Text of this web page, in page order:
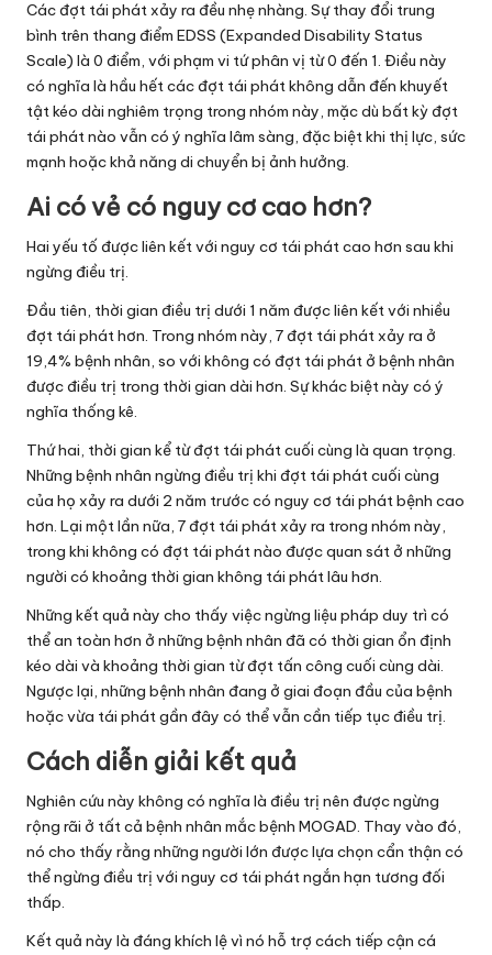
Các đợt tái phát xảy ra đều nhẹ nhàng. Sự thay đổi trung
bình trên thang điểm EDSS (Expanded Disability Status
Scale) là 0 điểm, với phạm vi tứ phân vị từ 0 đến 1. Điều này
có nghĩa là hầu hết các đợt tái phát không dẫn đến khuyết
tật kéo dài nghiêm trọng trong nhóm này, mặc dù bất kỳ đợt
tái phát nào vẫn có ý nghĩa lâm sàng, đặc biệt khi thị lực, sức
mạnh hoặc khả năng di chuyển bị ảnh hưởng.
Ai có vẻ có nguy cơ cao hơn?
Hai yếu tố được liên kết với nguy cơ tái phát cao hơn sau khi
ngừng điều trị.
Đầu tiên, thời gian điều trị dưới 1 năm được liên kết với nhiều
đợt tái phát hơn. Trong nhóm này, 7 đợt tái phát xảy ra ở
19,4% bệnh nhân, so với không có đợt tái phát ở bệnh nhân
được điều trị trong thời gian dài hơn. Sự khác biệt này có ý
nghĩa thống kê.
Thứ hai, thời gian kể từ đợt tái phát cuối cùng là quan trọng.
Những bệnh nhân ngừng điều trị khi đợt tái phát cuối cùng
của họ xảy ra dưới 2 năm trước có nguy cơ tái phát bệnh cao
hơn. Lại một lần nữa, 7 đợt tái phát xảy ra trong nhóm này,
trong khi không có đợt tái phát nào được quan sát ở những
người có khoảng thời gian không tái phát lâu hơn.
Những kết quả này cho thấy việc ngừng liệu pháp duy trì có
thể an toàn hơn ở những bệnh nhân đã có thời gian ổn định
kéo dài và khoảng thời gian từ đợt tấn công cuối cùng dài.
Ngược lại, những bệnh nhân đang ở giai đoạn đầu của bệnh
hoặc vừa tái phát gần đây có thể vẫn cần tiếp tục điều trị.
Cách diễn giải kết quả
Nghiên cứu này không có nghĩa là điều trị nên được ngừng
rộng rãi ở tất cả bệnh nhân mắc bệnh MOGAD. Thay vào đó,
nó cho thấy rằng những người lớn được lựa chọn cẩn thận có
thể ngừng điều trị với nguy cơ tái phát ngắn hạn tương đối
thấp.
Kết quả này là đáng khích lệ vì nó hỗ trợ cách tiếp cận cá